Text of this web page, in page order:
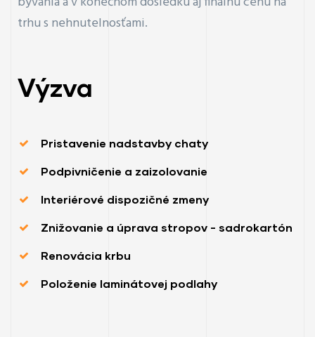
trhu s nehnutelnosťami.
Výzva
Pristavenie nadstavby chaty
Podpivničenie a zaizolovanie
Interiérové dispozičné zmeny
Znižovanie a úprava stropov - sadrokartón
Renovácia krbu
Položenie laminátovej podlahy